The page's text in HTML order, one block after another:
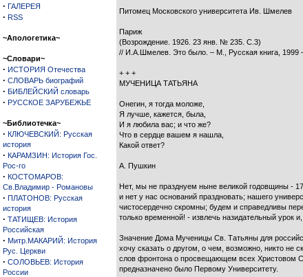
· ГАЛЕРЕЯ
· RSS
~Апологетика~
~Словари~
· ИСТОРИЯ Отечества
· СЛОВАРЬ биографий
· БИБЛЕЙСКИЙ словарь
· РУССКОЕ ЗАРУБЕЖЬЕ
~Библиотечка~
· КЛЮЧЕВСКИЙ: Русская
история
· КАРАМЗИН: История Гос.
Рос-го
· КОСТОМАРОВ:
Св.Владимир - Романовы
· ПЛАТОНОВ: Русская
история
· ТАТИЩЕВ: История
Российская
· Митр.МАКАРИЙ: История
Рус. Церкви
· СОЛОВЬЕВ: История
России
Питомец Московского университета Ив. Шмелев
Париж
(Возрождение. 1926. 23 янв. № 235. С.3)
// И.А.Шмелев. Это было. – М., Русская книга, 1999
+ + +
МУЧЕНИЦА ТАТЬЯНА
Онегин, я тогда моложе,
Я лучше, кажется, была,
И я любила вас; и что же?
Что в сердце вашем я нашла,
Какой ответ?
А. Пушкин
Нет, мы не празднуем ныне великой годовщины -
и нет у нас оснований праздновать; на­шего
чистосердечно скромны; будем и справед­ливы
только временной! - извлечь назидательный
Значение Дома Мученицы Св. Татьяны для
хочу сказать о другом, о чем, возможно, ни­кто не
слов фронтона о просвещающем всех Христовом
предназначено было Первому Университету.